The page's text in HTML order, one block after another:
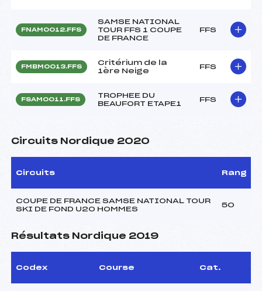
FNAM0012.FFS
SAMSE NATIONAL
TOUR FFS 1 COUPE
DE FRANCE
FFS
FMBM0013.FFS
Critérium de la
1ère Neige
FFS
FSAM0011.FFS
TROPHEE DU
BEAUFORT ETAPE1
FFS
Circuits Nordique 2020
Circuits Rang
COUPE DE FRANCE SAMSE NATIONAL TOUR
SKI DE FOND U20 HOMMES
50
Résultats Nordique 2019
Codex Course Cat.